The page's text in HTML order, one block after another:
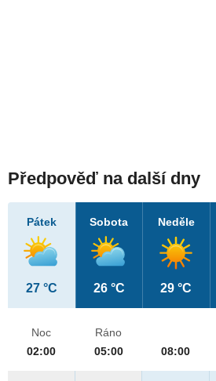
Předpověď na další dny
Pátek
27 °C
Sobota
26 °C
Neděle
29 °C
Noc
02:00
Ráno
05:00
08:00